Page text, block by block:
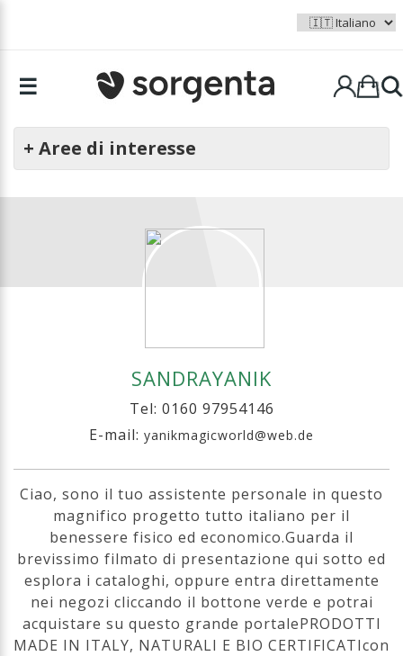
☰
+ Aree di interesse
SANDRAYANIK
Tel: 0160 97954146
E-mail: yanikmagicworld@web.de
Ciao, sono il tuo assistente personale in questo
magnifico progetto tutto italiano per il
benessere fisico ed economico.Guarda il
brevissimo filmato di presentazione qui sotto ed
esplora i cataloghi, oppure entra direttamente
nei negozi cliccando il bottone verde e potrai
acquistare su questo grande portalePRODOTTI
MADE IN ITALY, NATURALI E BIO CERTIFICATIcon